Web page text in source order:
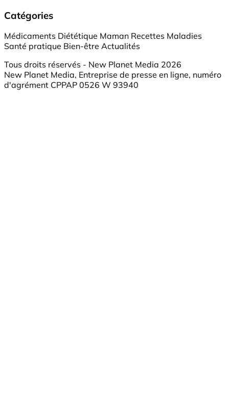
Catégories
Médicaments Diététique Maman Recettes Maladies
Santé pratique Bien-être Actualités
Tous droits réservés - New Planet Media 2026
New Planet Media, Entreprise de presse en ligne, numéro
d'agrément CPPAP 0526 W 93940